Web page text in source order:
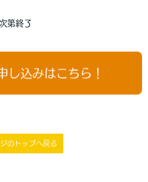
第終了
し込みはこちら！
のトップへ戻る